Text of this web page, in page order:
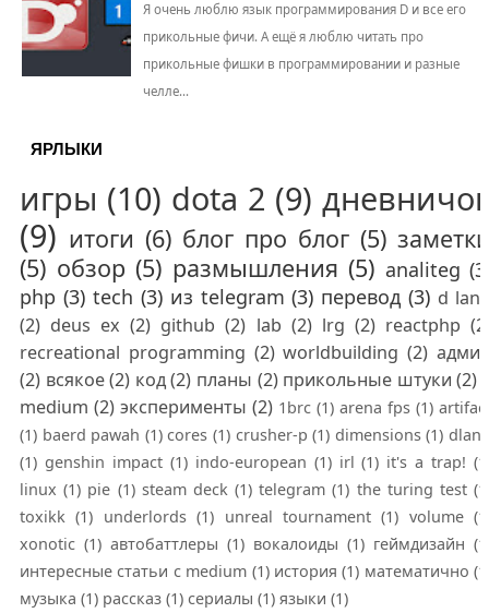
Я очень люблю язык программирования D и все его
прикольные фичи. А ещё я люблю читать про
прикольные фишки в программировании и разные
челле...
ЯРЛЫКИ
игры (10) dota 2 (9)
(9) итоги (6) блог про блог (5)
(5) обзор (5) размышления (5) analiteg
php (3) tech (3) из telegram (3) перевод (3) d
(2) deus ex (2) github (2) lab (2) lrg (2) reactphp
recreational programming (2) worldbuilding (2)
(2) всякое (2) код (2) планы (2) прикольные штуки (2)
medium (2) эксперименты (2) 1brc (1) arena fps (1)
(1) baerd pawah (1) cores (1) crusher-p (1) dimensions (1)
(1) genshin impact (1) indo-european (1) irl (1) it's a trap!
linux (1) pie (1) steam deck (1) telegram (1) the turing test
toxikk (1) underlords (1) unreal tournament (1) volume
xonotic (1) автобаттлеры (1) вокалоиды (1) геймдизайн
интересные статьи с medium (1) история (1) математично
музыка (1) рассказ (1) сериалы (1) языки (1)